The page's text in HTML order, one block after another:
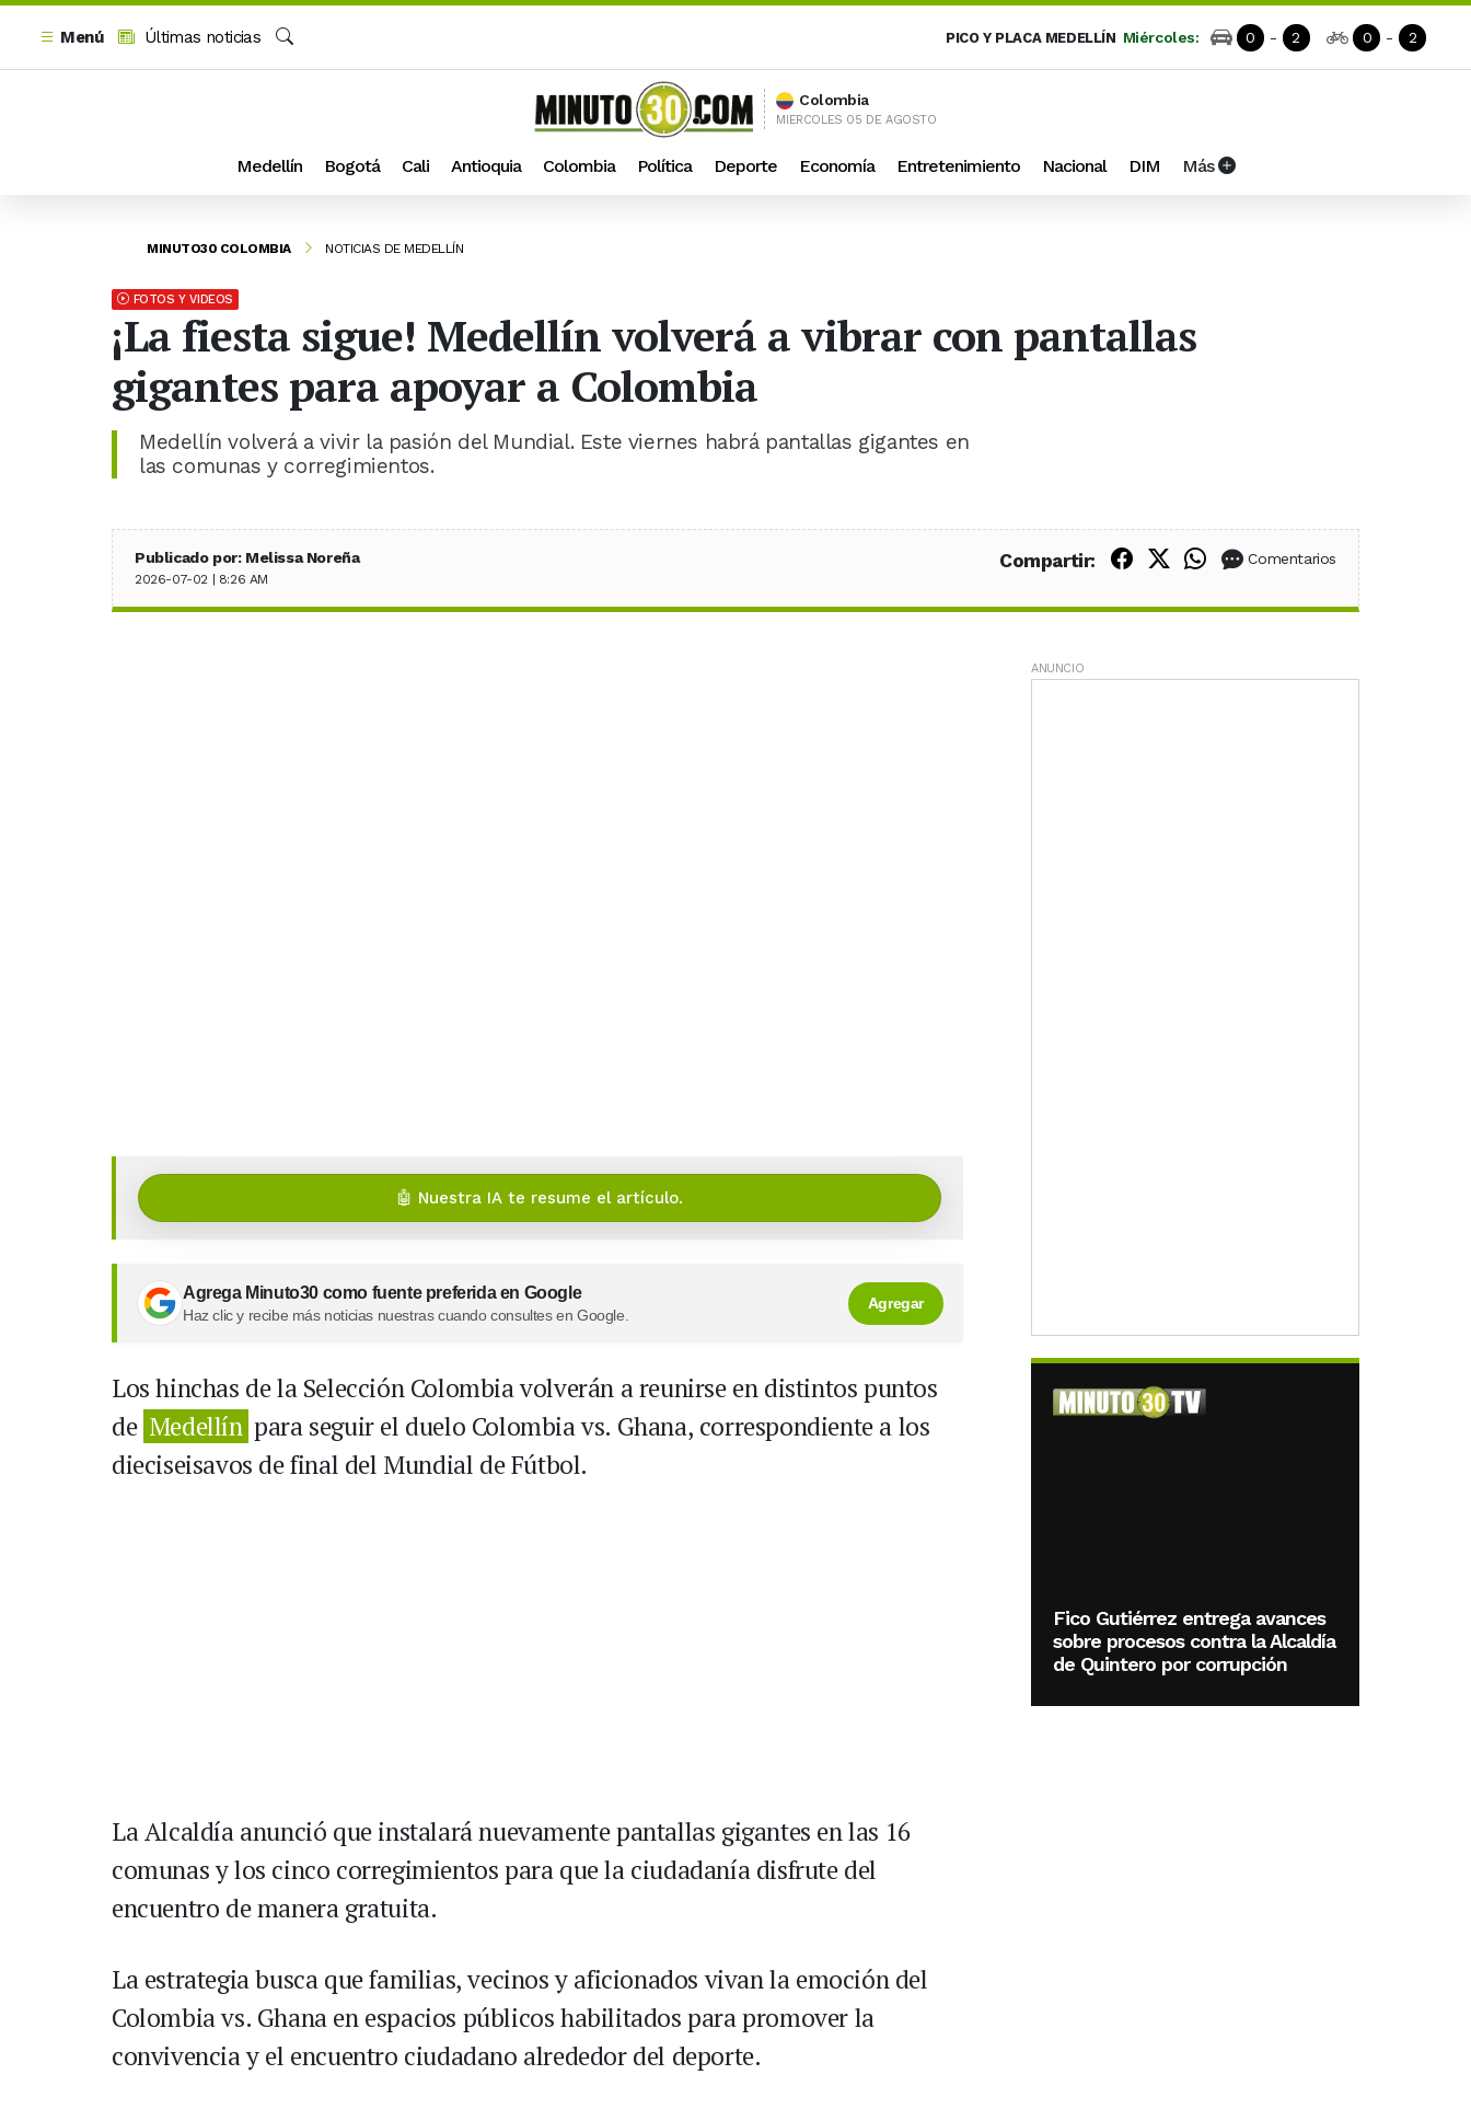
Menú
Últimas noticias
PICO Y PLACA MEDELLÍN Miércoles: 0 - 2 0 - 2
Colombia
MIERCOLES 05 DE AGOSTO
Medellín Bogotá Cali Antioquia Colombia Política Deporte Economía Entretenimiento Nacional DIM Más
MINUTO30 COLOMBIA NOTICIAS DE MEDELLÍN
FOTOS Y VIDEOS
¡La fiesta sigue! Medellín volverá a vibrar con pantallas
gigantes para apoyar a Colombia
Medellín volverá a vivir la pasión del Mundial. Este viernes habrá pantallas gigantes en
las comunas y corregimientos.
Publicado por: Melissa Noreña
2026-07-02 | 8:26 AM
Compartir: Compartir en Facebook
Compartir en X (Twitter)
Compartir en WhatsApp
Comentarios
🤖 Nuestra IA te resume el artículo.
Agrega Minuto30 como fuente preferida en Google
Haz clic y recibe más noticias nuestras cuando consultes en Google.
Agregar
Los hinchas de la Selección Colombia volverán a reunirse en distintos puntos
de Medellín para seguir el duelo Colombia vs. Ghana, correspondiente a los
dieciseisavos de final del Mundial de Fútbol.
La Alcaldía anunció que instalará nuevamente pantallas gigantes en las 16
comunas y los cinco corregimientos para que la ciudadanía disfrute del
encuentro de manera gratuita.
La estrategia busca que familias, vecinos y aficionados vivan la emoción del
Colombia vs. Ghana en espacios públicos habilitados para promover la
convivencia y el encuentro ciudadano alrededor del deporte.
ANUNCIO
Fico Gutiérrez entrega avances
sobre procesos contra la Alcaldía
de Quintero por corrupción